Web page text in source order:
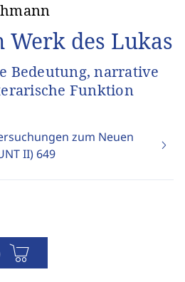
des Lukas
Bedeutung, narrative
Funktion
zum Neuen
II) 649